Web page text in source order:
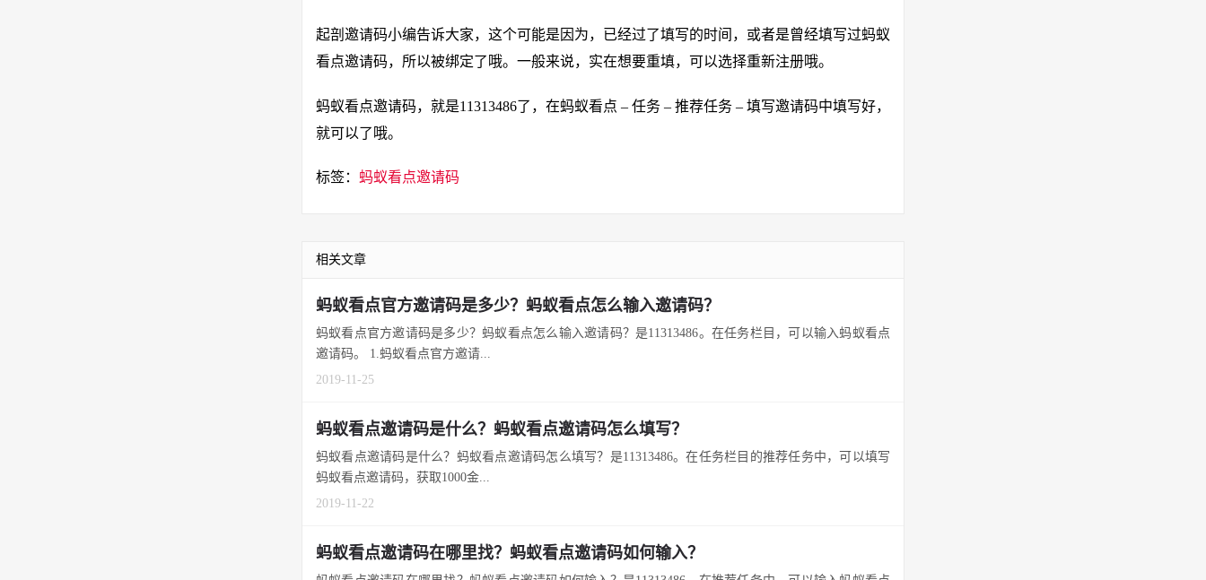
起剖邀请码小编告诉大家，这个可能是因为，已经过了填写的时间，或者是曾经填写过蚂蚁
看点邀请码，所以被绑定了哦。一般来说，实在想要重填，可以选择重新注册哦。
蚂蚁看点邀请码，就是11313486了，在蚂蚁看点 – 任务 – 推荐任务 – 填写邀请码中填写好，
就可以了哦。
标签： 蚂蚁看点邀请码
相关文章
蚂蚁看点官方邀请码是多少？蚂蚁看点怎么输入邀请码？
蚂蚁看点官方邀请码是多少？蚂蚁看点怎么输入邀请码？是11313486。在任务栏目，可以输入蚂蚁看点
邀请码。 1.蚂蚁看点官方邀请...
2019-11-25
蚂蚁看点邀请码是什么？蚂蚁看点邀请码怎么填写？
蚂蚁看点邀请码是什么？蚂蚁看点邀请码怎么填写？是11313486。在任务栏目的推荐任务中，可以填写
蚂蚁看点邀请码，获取1000金...
2019-11-22
蚂蚁看点邀请码在哪里找？蚂蚁看点邀请码如何输入？